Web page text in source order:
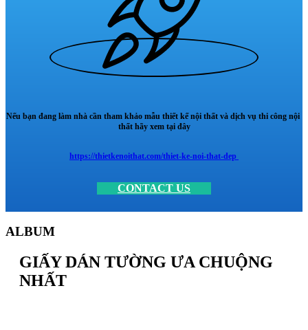
Nếu bạn đang làm nhà cần tham khảo mẫu thiết kế nội thất và dịch vụ thi công nội
thất hãy xem tại đây
https://thietkenoithat.com/thiet-ke-noi-that-dep
CONTACT US
ALBUM
GIẤY DÁN TƯỜNG ƯA CHUỘNG
NHẤT